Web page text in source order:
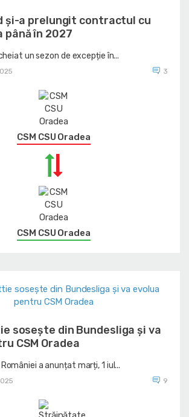
și-a prelungit contractul cu
până în 2027
un sezon de excepție în...
3
CSM CSU Oradea
CSM CSU Oradea
sosește din Bundesliga și va
CSM Oradea
a anunțat marți, 1 iul...
9